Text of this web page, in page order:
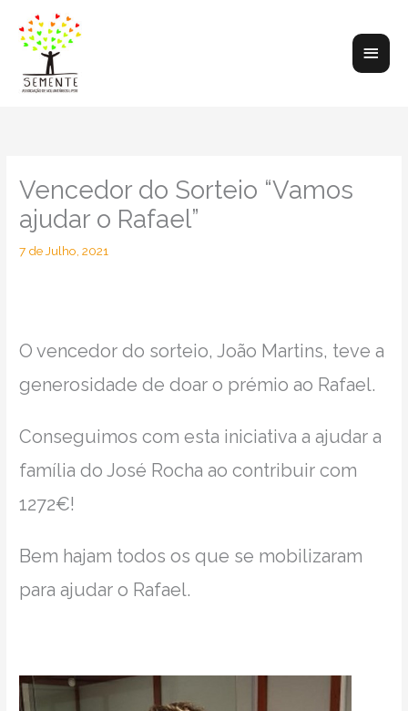
content
Main
Vencedor do Sorteio “Vamos
ajudar o Rafael”
7 de Julho, 2021
O vencedor do sorteio, João Martins, teve a
generosidade de doar o prémio ao Rafael.
Conseguimos com esta iniciativa a ajudar a
família do José Rocha ao contribuir com
1272€!
Bem hajam todos os que se mobilizaram
para ajudar o Rafael.